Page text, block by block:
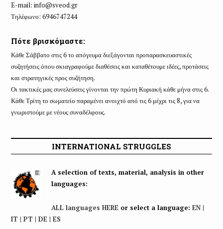
E-mail: info@sveod.gr
Τηλέφωνο: 6946747244
Πότε βρισκόμαστε:
Κάθε Σάββατο στις 6 το απόγευμα διεξάγονται προπαρασκευαστικές
συζητήσεις όπου σκιαγραφούμε διαθέσεις και καταθέτουμε ιδέες, προτάσεις
και στρατηγικές προς συζήτηση.
Οι τακτικές μας συνελεύσεις γίνονται την πρώτη Κυριακή κάθε μήνα στις 6.
Κάθε Τρίτη το σωματείο παραμένει ανοιχτό από τις 6 μέχρι τις 8, για να
γνωριστούμε με νέους συναδέλφους.
INTERNATIONAL STRUGGLES
A selection of texts, material, analysis in other
languages:
ALL languages HEREor select a language: EN|
IT | PT | DE | ES